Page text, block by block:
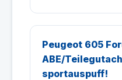
Peugeot 605
ABE/
sportauspuff!